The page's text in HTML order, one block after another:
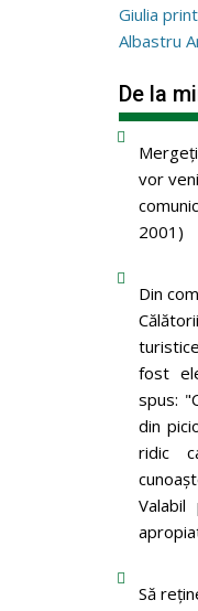
Giulia
Albastru
De la
vor
2001)
Din
fost
spus:
din
ridic
Să